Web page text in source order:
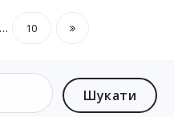
… 10